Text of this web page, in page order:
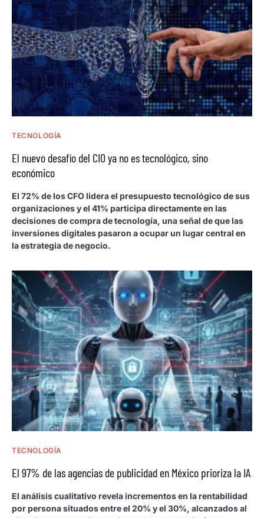
TECNOLOGÍA
El nuevo desafío del CIO ya no es tecnológico, sino
económico
El 72% de los CFO lidera el presupuesto tecnológico de sus
organizaciones y el 41% participa directamente en las
decisiones de compra de tecnología, una señal de que las
inversiones digitales pasaron a ocupar un lugar central en
la estrategia de negocio.
TECNOLOGÍA
El 97% de las agencias de publicidad en México prioriza la IA
El análisis cualitativo revela incrementos en la rentabilidad
por persona situados entre el 20% y el 30%, alcanzados al